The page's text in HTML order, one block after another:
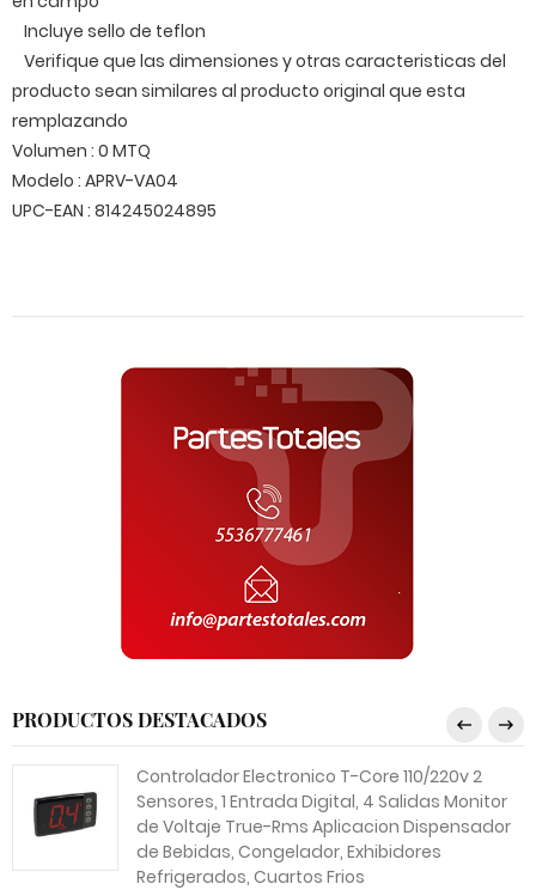
Incluye sello de teflon
Verifique que las dimensiones y otras caracteristicas del
producto sean similares al producto original que esta
remplazando
Volumen : 0 MTQ
Modelo : APRV-VA04
UPC-EAN : 814245024895
PRODUCTOS DESTACADOS
Controlador Electronico T-Core 110/220v 2
Sensores, 1 Entrada Digital, 4 Salidas Monitor
de Voltaje True-Rms Aplicacion Dispensador
de Bebidas, Congelador, Exhibidores
Refrigerados, Cuartos Frios